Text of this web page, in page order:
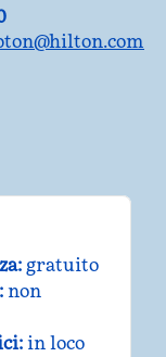
: gratuito
: non
: in loco